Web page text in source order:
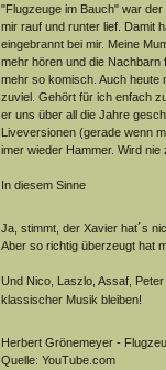
"Flugzeuge im Bauch" war
mir rauf und runter lief. Damit
eingebrannt bei mir. Meine
mehr hören und die Nachbarn
mehr so komisch. Auch heute
zuviel. Gehört für ich enfach
er uns über all die Jahre
Liveversionen (gerade wenn
imer wieder Hammer. Wird nie
In diesem Sinne
Ja, stimmt, der Xavier hat´s
Aber so richtig überzeugt hat
Und Nico, Laszlo, Assaf,
klassischer Musik bleiben!
Herbert Grönemeyer -
Quelle: YouTube.com